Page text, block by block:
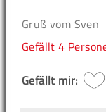
Gruß vom Sven
Gefällt4
Gefällt mir: